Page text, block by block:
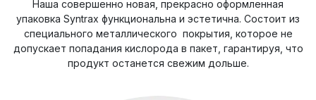
Наша совершенно новая, прекрасно оформленная
упаковка Syntrax функциональна и эстетична. Состоит из
специального металлического покрытия, которое не
допускает попадания кислорода в пакет, гарантируя, что
продукт останется свежим дольше.